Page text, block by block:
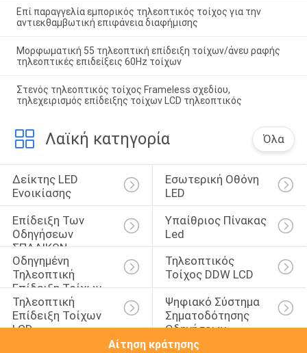
Επί παραγγελία εμπορικός τηλεοπτικός τοίχος για την
αντιεκθαμβωτική επιφάνεια διαφήμισης
Μορφωματική 55 τηλεοπτική επίδειξη τοίχων/άνευ ραφής
τηλεοπτικές επιδείξεις 60Hz τοίχων
Στενός τηλεοπτικός τοίχος Frameless σχεδίου,
τηλεχειρισμός επίδειξης τοίχων LCD τηλεοπτικός
Λαϊκή κατηγορία Όλα
Δείκτης LED
Ενοικίασης
Εσωτερική Οθόνη
LED
Επίδειξη Των
Οδηγήσεων
ΣΠΑΔΙΚΩΝ
Υπαίθριος Πίνακας
Led
Οδηγημένη
Τηλεοπτική
Επίδειξη Τοίχων
Τηλεοπτικός
Τοίχος DDW LCD
Τηλεοπτική
Επίδειξη Τοίχων
LCD
Ψηφιακό Σύστημα
Σηματοδότησης
Οδηγήσεων
Αίτηση κράτησης